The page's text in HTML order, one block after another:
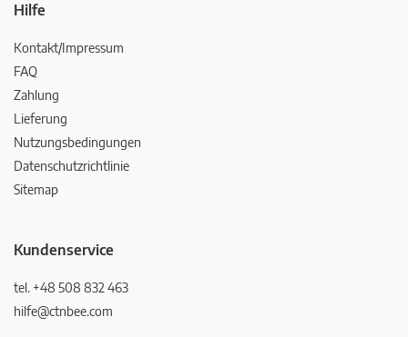
Hilfe
Kontakt/Impressum
FAQ
Zahlung
Lieferung
Nutzungsbedingungen
Datenschutzrichtlinie
Sitemap
Kundenservice
tel. +48 508 832 463
hilfe@ctnbee.com